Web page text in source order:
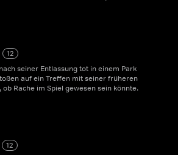
12
seiner Entlassung tot in einem Park
auf ein Treffen mit seiner früheren
Rache im Spiel gewesen sein könnte.
12